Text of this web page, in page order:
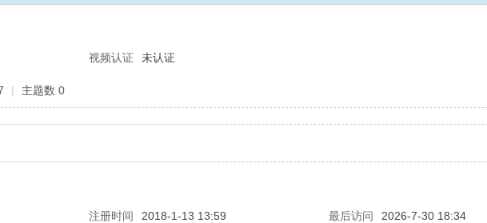
视频认证 未认证
| 主题数 0
注册时间 2018-1-13 13:59 最后访问
2026-7-30 18:34